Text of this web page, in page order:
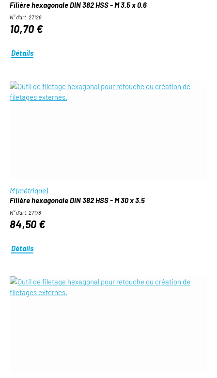
Filière hexagonale DIN 382 HSS - M 3.5 x 0.6
N° d'art. 27128
10,70 €
Détails
M (métrique)
Filière hexagonale DIN 382 HSS - M 30 x 3.5
N° d'art. 27178
84,50 €
Détails